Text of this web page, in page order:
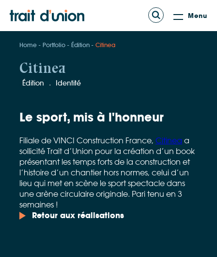
Menu
Home Portfolio Édition Citinea
Citinea
Édition . Identité
Le sport, mis à l'honneur
Filiale de VINCI Construction France, Citinea a
sollicité Trait d’Union pour la création d’un book
présentant les temps forts de la construction et
l’histoire d’un chantier hors normes, celui d’un
lieu qui met en scène le sport spectacle dans
une arène circulaire originale. Pari tenu en 3
semaines !
Retour aux réalisations